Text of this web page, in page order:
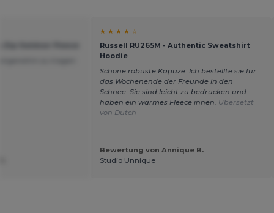
★ ★ ★ ★ ☆
Russell RU265M - Authentic Sweatshirt
Hoodie
Schöne robuste Kapuze. Ich bestellte sie für
das Wochenende der Freunde in den
Schnee. Sie sind leicht zu bedrucken und
haben ein warmes Fleece innen. Übersetzt
von Dutch
Bewertung von Annique B.
Studio Unnique